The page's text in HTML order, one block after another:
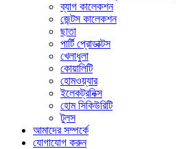
ব্যাগ কালেকশন
জেন্টস কালেকশন
ছাতা
পার্টি প্রোডাক্টস
খেলাধুলা
কোয়ালিটি
হোমওয়্যার
ইলেকট্রনিক্স
হোম সিকিউরিটি
টুলস
আমাদের সম্পর্কে
যোগাযোগ করুন